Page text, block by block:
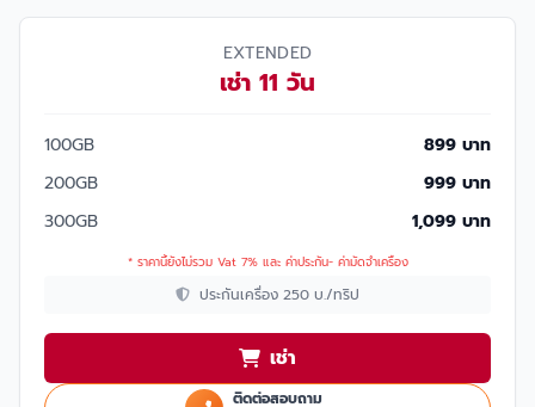
EXTENDED
เช่า 11 วัน
100GB
899 บาท
200GB
999 บาท
300GB
1,099 บาท
* ราคานี้ยังไม่รวม Vat 7% และ ค่าประกัน- ค่ามัดจำเครื่อง
ประกันเครื่อง 250 บ./ทริป
เช่า
ติดต่อสอบถาม